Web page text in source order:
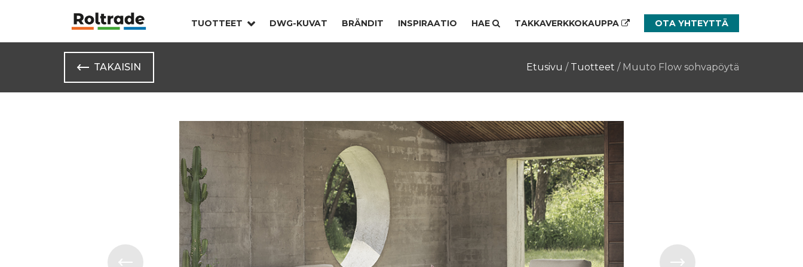
TUOTTEET DWG-KUVAT BRÄNDIT INSPIRAATIO HAE TAKKAVERKKOKAUPPA OTA YHTEYTTÄ
TAKAISIN Etusivu / Tuotteet / Muuto Flow sohvapöytä